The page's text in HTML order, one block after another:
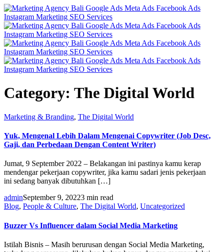
Category: The Digital World
Marketing & Branding, The Digital World
Yuk, Mengenal Lebih Dalam Mengenai Copywriter (Job Desc,
Gaji, dan Perbedaan Dengan Content Writer)
Jumat, 9 September 2022 – Belakangan ini pastinya kamu kerap
mendengar pekerjaan copywriter, jika kamu sadari jenis pekerjaan
ini sedang banyak dibutuhkan […]
adminSeptember 9, 20223 min read
Blog, People & Culture, The Digital World, Uncategorized
Buzzer Vs Influencer dalam Social Media Marketing
Istilah Bisnis – Masih berurusan dengan Social Media Marketing,